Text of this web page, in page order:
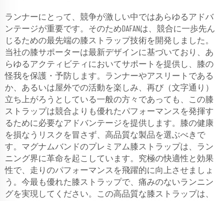
ランナーにとって、競争が激しい中ではあらゆるアドバ
ンテージが重要です。そのためDAFANは、競合に一歩先ん
じるための最先端の膝ストラップ技術を開発しました。
当社の膝サポーターは最新デザインに基づいており、あ
らゆるアクティビティにおいてサポートを提供し、膝の
怪我を保護・予防します。ランナーやアスリートである
か、あるいは屋外での活動を楽しみ、再び（文字通り）
立ち上がろうとしている一般の方々であっても、この膝
ストラップは競合よりも優れたパフォーマンスを発揮す
るために必要なアドバンテージを提供します。膝の健康
を損なうリスクを冒さず、高品質な製品を選ぶべきで
す。マグナムバンドのプレミアム膝ストラップは、ラン
ニング界に革命を起こしています。究極の快適性と効果
性で、走りのパフォーマンスを飛躍的に向上させましょ
う。今最も優れた膝ストラップで、痛みのないランニン
グを実現してください。この高品質な膝ストラップは、